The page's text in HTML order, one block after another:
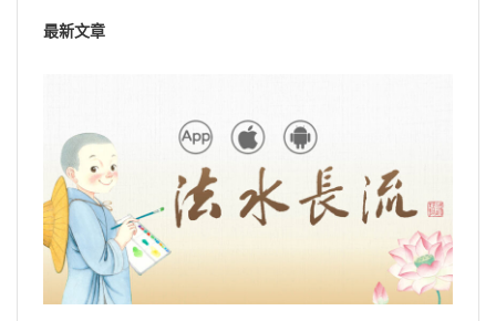
最新文章